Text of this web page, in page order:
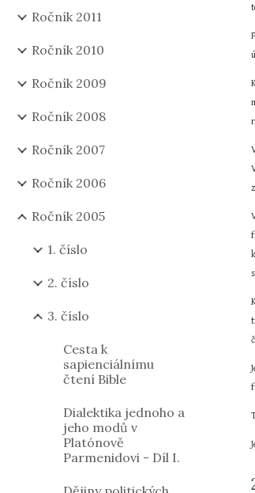
Ročník 2011
Ročník 2010
Ročník 2009
Ročník 2008
Ročník 2007
Ročník 2006
Ročník 2005
1. číslo
2. číslo
3. číslo
Cesta k
sapienciálnímu
čtení Bible
Dialektika jednoho a
jeho modů v
Platónově
Parmenidovi - Díl I.